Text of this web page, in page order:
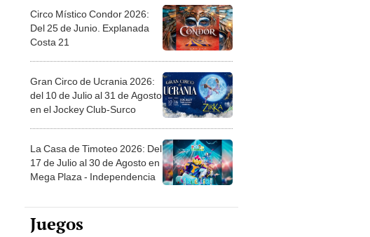
Circo Místico Condor 2026:
Del 25 de Junio. Explanada
Costa 21
Gran Circo de Ucrania 2026:
del 10 de Julio al 31 de Agosto
en el Jockey Club-Surco
La Casa de Timoteo 2026: Del
17 de Julio al 30 de Agosto en
Mega Plaza - Independencia
Juegos